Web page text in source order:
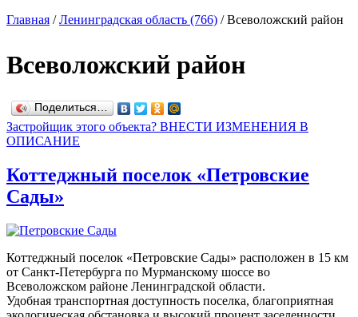
Главная / Ленинградская область (766) /Всеволожский район
Всеволожский район
Поделиться…
Застройщик этого объекта? ВНЕСТИ ИЗМЕНЕНИЯ В
ОПИСАНИЕ
Коттеджный поселок «Петровские
Сады»
Коттеджный поселок «Петровские Сады» расположен в 15 км
от Санкт-Петербурга по Мурманскому шоссе во
Всеволожском районе Ленинградской области.
Удобная транспортная доступность поселка, благоприятная